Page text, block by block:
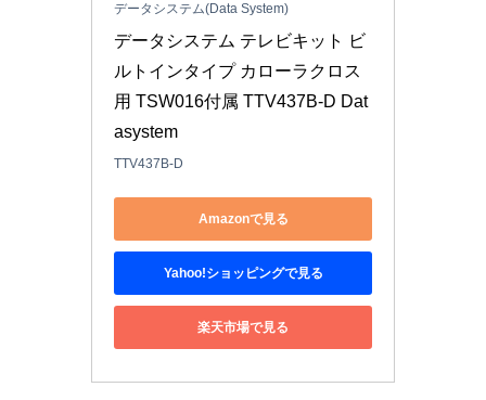
データシステム(Data System)
データシステム テレビキット ビ
ルトインタイプ カローラクロス
用 TSW016付属 TTV437B-D Dat
asystem
TTV437B-D
Amazonで見る
Yahoo!ショッピングで見る
楽天市場で見る